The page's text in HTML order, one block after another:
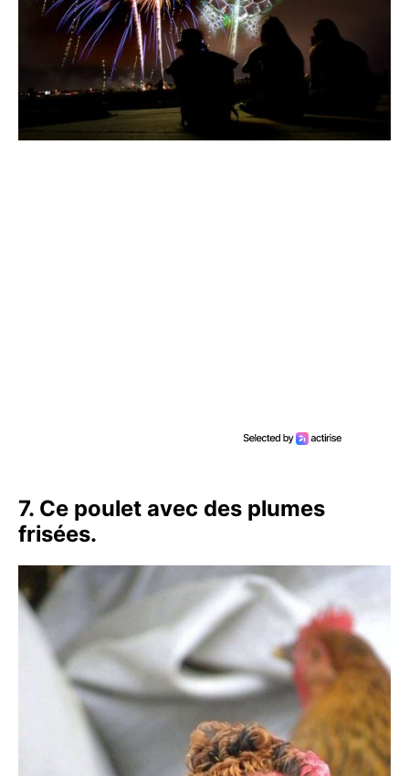
7. Ce poulet avec des plumes
frisées.